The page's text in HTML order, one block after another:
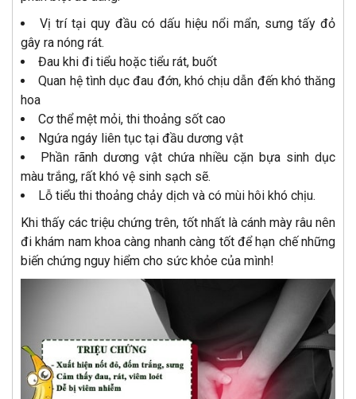
Vị trí tại quy đầu có dấu hiệu nổi mẩn, sưng tấy đỏ
gây ra nóng rát.
Đau khi đi tiểu hoặc tiểu rát, buốt
Quan hệ tình dục đau đớn, khó chịu dẫn đến khó thăng
hoa
Cơ thể mệt mỏi, thi thoảng sốt cao
Ngứa ngáy liên tục tại đầu dương vật
Phần rãnh dương vật chứa nhiều cặn bựa sinh dục
màu trắng, rất khó vệ sinh sạch sẽ.
Lỗ tiểu thi thoảng chảy dịch và có mùi hôi khó chịu.
Khi thấy các triệu chứng trên, tốt nhất là cánh mày râu nên
đi khám nam khoa càng nhanh càng tốt để hạn chế những
biến chứng nguy hiểm cho sức khỏe của mình!